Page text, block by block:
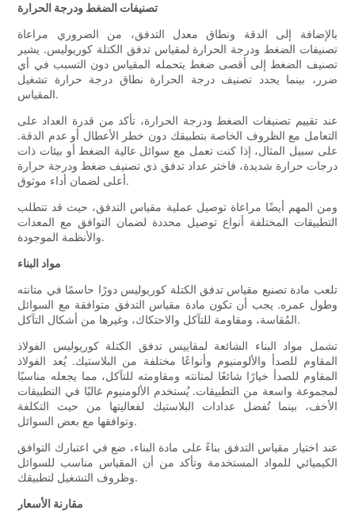
تصنيفات الضغط ودرجة الحرارة
بالإضافة إلى الدقة ونطاق معدل التدفق، من الضروري مراعاة
تصنيفات الضغط ودرجة الحرارة لمقياس تدفق الكتلة كوريوليس. يشير
تصنيف الضغط إلى أقصى ضغط يتحمله المقياس دون التسبب في أي
ضرر، بينما يحدد تصنيف درجة الحرارة نطاق درجة حرارة تشغيل
المقياس.
عند تقييم تصنيفات الضغط ودرجة الحرارة، تأكد من قدرة العداد على
التعامل مع الظروف الخاصة بتطبيقك دون خطر الأعطال أو عدم الدقة.
على سبيل المثال، إذا كنت تعمل مع سوائل عالية الضغط أو بيئات ذات
درجات حرارة شديدة، فاختر عداد تدفق ذي تصنيف ضغط ودرجة حرارة
أعلى لضمان أداء موثوق.
ومن المهم أيضًا مراعاة توصيل عملية مقياس التدفق، حيث قد تتطلب
التطبيقات المختلفة أنواع توصيل محددة لضمان التوافق مع المعدات
والأنظمة الموجودة.
مواد البناء
تلعب مادة تصنيع مقياس تدفق الكتلة كوريوليس دورًا حاسمًا في متانته
وطول عمره. يجب أن تكون مادة مقياس التدفق متوافقة مع السوائل
المُقاسة، ومقاومة للتآكل والاحتكاك، وغيرها من أشكال التآكل.
تشمل مواد البناء الشائعة لمقاييس تدفق الكتلة كوريوليس الفولاذ
المقاوم للصدأ والألومنيوم وأنواعًا مختلفة من البلاستيك. يُعد الفولاذ
المقاوم للصدأ خيارًا شائعًا لمتانته ومقاومته للتآكل، مما يجعله مناسبًا
لمجموعة واسعة من التطبيقات. يُستخدم الألومنيوم غالبًا في التطبيقات
الأخف، بينما تُفضل عدادات البلاستيك لفعاليتها من حيث التكلفة
وتوافقها مع بعض السوائل.
عند اختيار مقياس التدفق بناءً على مادة البناء، ضع في اعتبارك التوافق
الكيميائي للمواد المستخدمة وتأكد من أن المقياس مناسب للسوائل
وظروف التشغيل لتطبيقك.
مقارنة الأسعار